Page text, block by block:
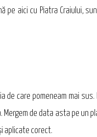
pe aici cu Piatra Craiului,
de care pomeneam mai
Mergem de data asta pe un
aplicate corect.